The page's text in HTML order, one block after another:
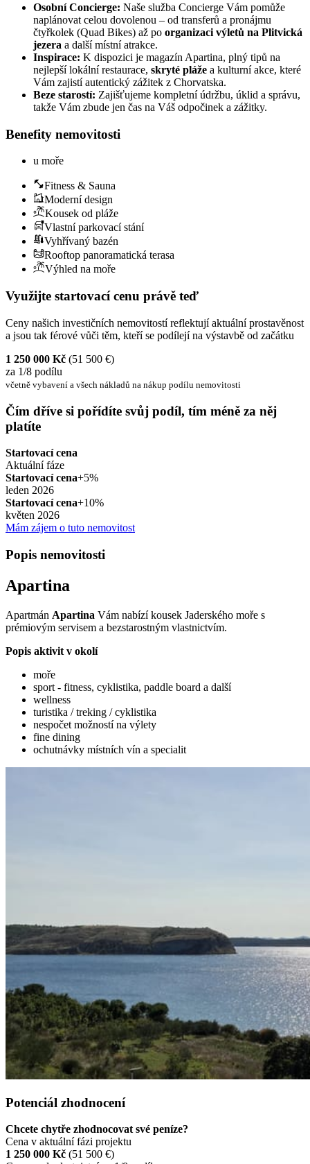
Osobní Concierge: Naše služba Concierge Vám pomůže
naplánovat celou dovolenou – od transferů a pronájmu
čtyřkolek (Quad Bikes) až po organizaci výletů na Plitvická
jezera a další místní atrakce.
Inspirace: K dispozici je magazín Apartina, plný tipů na
nejlepší lokální restaurace, skryté pláže a kulturní akce, které
Vám zajistí autentický zážitek z Chorvatska.
Beze starostí: Zajišťujeme kompletní údržbu, úklid a správu,
takže Vám zbude jen čas na Váš odpočinek a zážitky.
Benefity nemovitosti
u moře
Fitness & Sauna
Moderní design
Kousek od pláže
Vlastní parkovací stání
Vyhřívaný bazén
Rooftop panoramatická terasa
Výhled na moře
Využijte startovací cenu právě teď
Ceny našich investičních nemovitostí reflektují aktuální prostavěnost
a jsou tak férové vůči těm, kteří se podílejí na výstavbě od začátku
1 250 000 Kč (51 500 €)
za 1/8 podílu
včetně vybavení a všech nákladů na nákup podílu nemovitosti
Čím dříve si pořídíte svůj podíl, tím méně za něj
platíte
Startovací cena
Aktuální fáze
Startovací cena+5%
leden 2026
Startovací cena+10%
květen 2026
Mám zájem o tuto nemovitost
Popis nemovitosti
Apartina
Apartmán Apartina Vám nabízí kousek Jaderského moře s
prémiovým servisem a bezstarostným vlastnictvím.
Popis aktivit v okolí
moře
sport - fitness, cyklistika, paddle board a další
wellness
turistika / treking / cyklistika
nespočet možností na výlety
fine dining
ochutnávky místních vín a specialit
Potenciál zhodnocení
Chcete chytře zhodnocovat své peníze?
Cena v aktuální fázi projektu
1 250 000 Kč (51 500 €)